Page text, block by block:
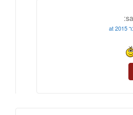
31 באוקטובר 2015 at